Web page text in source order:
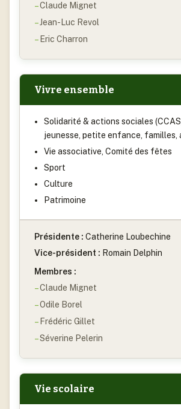
Claude Mignet
Jean-Luc Revol
Eric Charron
Vivre ensemble
Solidarité & actions sociales
jeunesse, petite enfance, familles,
Vie associative, Comité des fêtes
Sport
Culture
Patrimoine
Présidente : Catherine Loubechine
Vice-président : Romain Delphin
Membres :
Claude Mignet
Odile Borel
Frédéric Gillet
Séverine Pelerin
Vie scolaire